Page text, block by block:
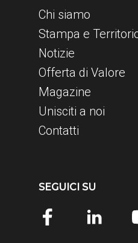
Chi siamo
Stampa e
Notizie
Offerta di Valore
Magazine
Unisciti a noi
Contatti
SEGUICI SU